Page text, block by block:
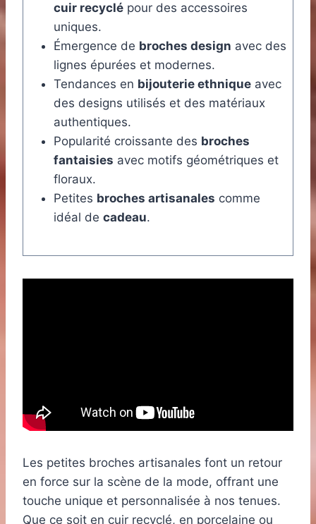
cuir recyclépour des accessoires
uniques.
Émergence de broches design avec des
lignes épurées et modernes.
Tendances en bijouterie ethniqueavec
des designs utilisés et des matériaux
authentiques.
Popularité croissante des broches
fantaisies avec motifs géométriques et
floraux.
Petites broches artisanales comme
idéal de cadeau.
Les petites broches artisanales font un retour
en force sur la scène de la mode, offrant une
touche unique et personnalisée à nos tenues.
Que ce soit en cuir recyclé, en porcelaine ou